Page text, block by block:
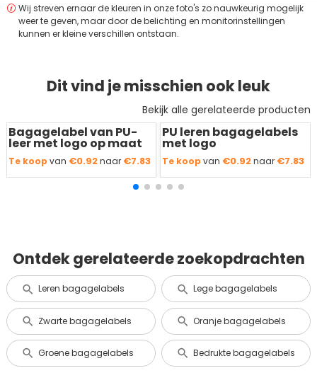
Wij streven ernaar de kleuren in onze foto's zo nauwkeurig mogelijk
weer te geven, maar door de belichting en monitorinstellingen
kunnen er kleine verschillen ontstaan.
Dit vind je misschien ook leuk
Bekijk alle gerelateerde producten
Redden50 %
Bagagelabel van PU-
leer met logo op maat
Te koop van €0.92naar €7.83
Redden50 %
PU leren bagagelabels
met logo
Te koop van €0.92naar €7.83
Ontdek gerelateerde zoekopdrachten
Leren bagagelabels Lege bagagelabels
Zwarte bagagelabels Oranje bagagelabels
Groene bagagelabels Bedrukte bagagelabels